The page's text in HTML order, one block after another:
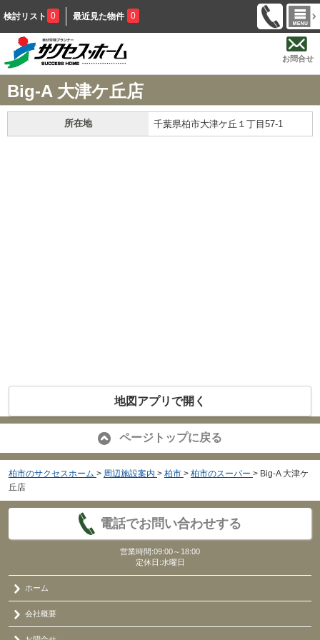
検討リスト 0 最近見た物件 0
お問合せ
Big-A 大津ケ丘店
所在地 千葉県柏市大津ケ丘１丁目57-1
地図アプリで開く
ページトップに戻る
柏市のサクセスホーム > 周辺施設案内 > 柏市 > 柏市のスーパー > Big-A 大津ケ
丘店
電話でお問い合わせする
営業時間:09:00～18:00
定休日:水曜日
ホーム
会社概要